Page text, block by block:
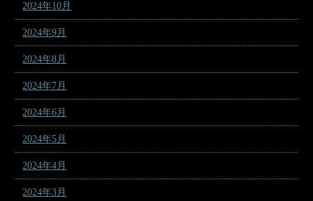
2024年10月
2024年9月
2024年8月
2024年7月
2024年6月
2024年5月
2024年4月
2024年3月